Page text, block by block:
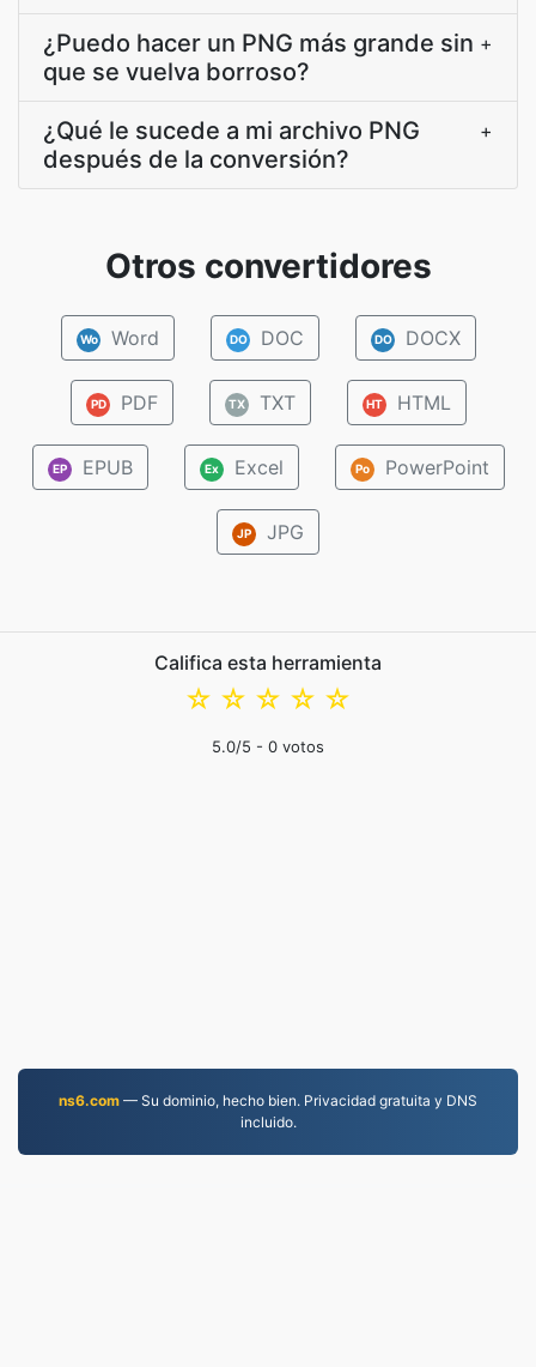
¿Puedo hacer un PNG más grande sin
que se vuelva borroso?
+
¿Qué le sucede a mi archivo PNG
después de la conversión?
+
Otros convertidores
Wo Word DO DOC DO DOCX
PD PDF TX TXT HT HTML
EP EPUB Ex Excel Po PowerPoint
JP JPG
Califica esta herramienta
☆
☆
☆
☆
☆
5.0/5 - 0 votos
ns6.com — Su dominio, hecho bien. Privacidad gratuita y DNS
incluido.